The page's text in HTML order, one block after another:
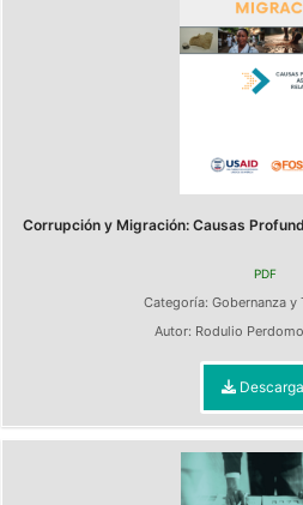
Corrupción y Migración: Causas
PDF
Categoría: Gobernanza y
Autor: Rodulio Perdomo